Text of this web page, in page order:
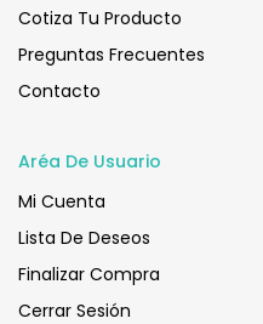
Cotiza Tu Producto
Preguntas Frecuentes
Contacto
Aréa De Usuario
Mi Cuenta
Lista De Deseos
Finalizar Compra
Cerrar Sesión